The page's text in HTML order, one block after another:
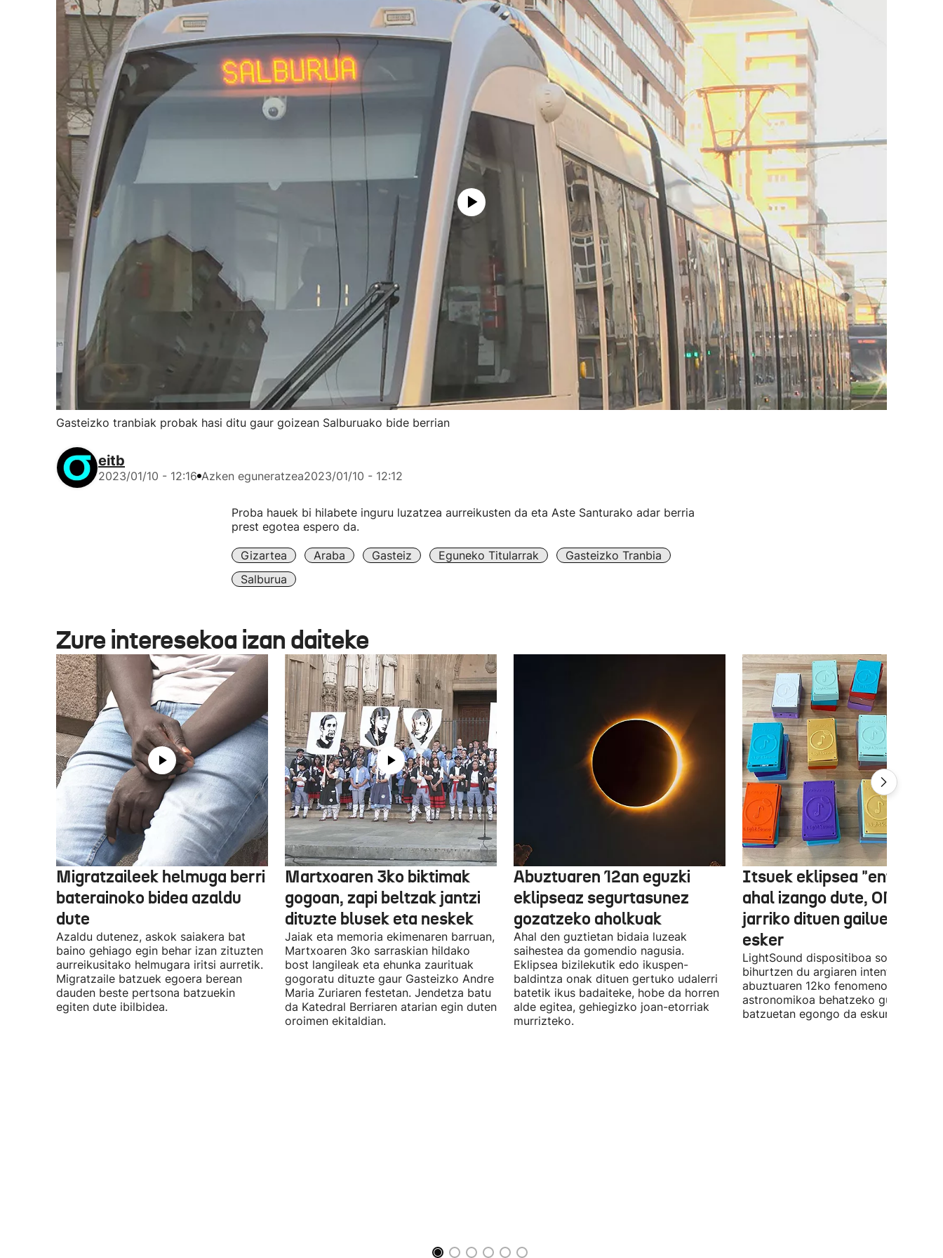
Gasteizko tranbiak probak hasi ditu gaur goizean Salburuako bide berrian
eitb
2023/01/10 - 12:16 Azken eguneratzea2023/01/10 - 12:12
Proba hauek bi hilabete inguru luzatzea aurreikusten da eta Aste Santurako adar berria
prest egotea espero da.
Gizartea Araba Gasteiz Eguneko Titularrak
Gasteizko Tranbia
Salburua
Zure interesekoa izan daiteke
Migratzaileek helmuga berri
baterainoko bidea azaldu
dute
Azaldu dutenez, askok saiakera bat
baino gehiago egin behar izan zituzten
aurreikusitako helmugara iritsi aurretik.
Migratzaile batzuek egoera berean
dauden beste pertsona batzuekin
egiten dute ibilbidea.
Martxoaren 3ko biktimak
gogoan, zapi beltzak jantzi
dituzte blusek eta neskek
Jaiak eta memoria ekimenaren barruan,
Martxoaren 3ko sarraskian hildako
bost langileak eta ehunka zaurituak
gogoratu dituzte gaur Gasteizko Andre
Maria Zuriaren festetan. Jendetza batu
da Katedral Berriaren atarian egin duten
oroimen ekitaldian.
Abuztuaren 12an eguzki
eklipseaz segurtasunez
gozatzeko aholkuak
Ahal den guztietan bidaia luzeak
saihestea da gomendio nagusia.
Eklipsea bizilekutik edo ikuspen-
baldintza onak dituen gertuko udalerri
batetik ikus badaiteke, hobe da horren
alde egitea, gehiegizko joan-etorriak
murrizteko.
Itsuek eklipsea "entzun"
ahal izango dute, ONCEk
jarriko dituen gailue
esker
LightSound dispositiboa soinu
bihurtzen du argiaren intentsitatea,
abuztuaren 12ko fenomeno
astronomikoa behatzeko gune
batzuetan egongo da eskuragarri.